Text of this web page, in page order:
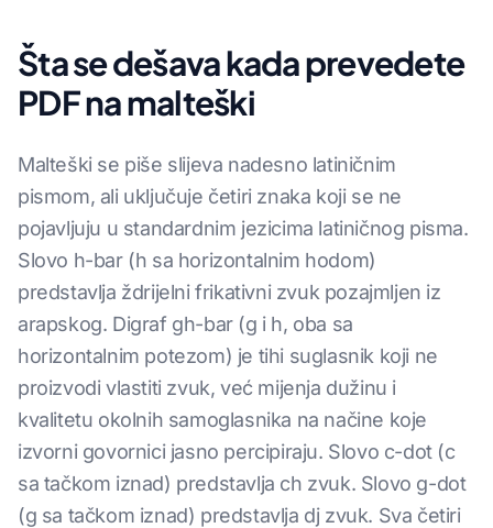
Šta se dešava kada prevedete
PDF na malteški
Malteški se piše slijeva nadesno latiničnim
pismom, ali uključuje četiri znaka koji se ne
pojavljuju u standardnim jezicima latiničnog pisma.
Slovo h-bar (h sa horizontalnim hodom)
predstavlja ždrijelni frikativni zvuk pozajmljen iz
arapskog. Digraf gh-bar (g i h, oba sa
horizontalnim potezom) je tihi suglasnik koji ne
proizvodi vlastiti zvuk, već mijenja dužinu i
kvalitetu okolnih samoglasnika na načine koje
izvorni govornici jasno percipiraju. Slovo c-dot (c
sa tačkom iznad) predstavlja ch zvuk. Slovo g-dot
(g sa tačkom iznad) predstavlja dj zvuk. Sva četiri